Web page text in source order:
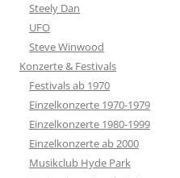
Steely Dan
UFO
Steve Winwood
Konzerte & Festivals
Festivals ab 1970
Einzelkonzerte 1970-1979
Einzelkonzerte 1980-1999
Einzelkonzerte ab 2000
Musikclub Hyde Park